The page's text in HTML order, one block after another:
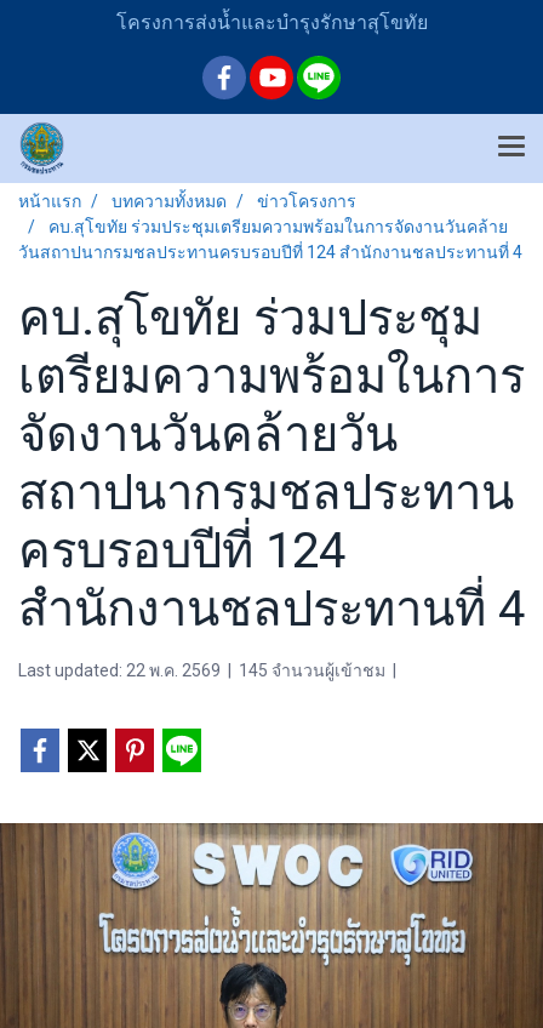
โครงการส่งน้ำและบำรุงรักษาสุโขทัย
หน้าแรก บทความทั้งหมด
ข่าวโครงการ
คบ.สุโขทัย ร่วมประชุมเตรียมความพร้อมในการจัดงานวันคล้าย
วันสถาปนากรมชลประทานครบรอบปีที่ 124 สำนักงานชลประทานที่ 4
คบ.สุโขทัย ร่วมประชุม
เตรียมความพร้อมในการ
จัดงานวันคล้ายวัน
สถาปนากรมชลประทาน
ครบรอบปีที่ 124
สำนักงานชลประทานที่ 4
Last updated: 22 พ.ค. 2569 145 จำนวนผู้เข้าชม